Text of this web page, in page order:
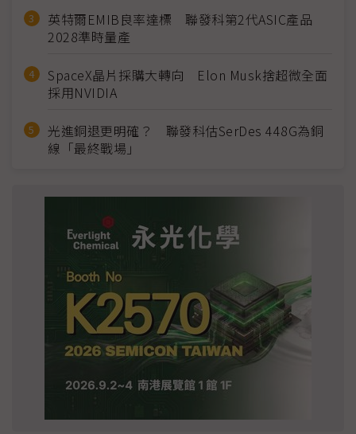
英特爾EMIB良率達標 聯發科第2代ASIC產品
2028準時量產
SpaceX晶片採購大轉向 Elon Musk捨超微全面
採用NVIDIA
光進銅退更明確？ 聯發科估SerDes 448G為銅
線「最終戰場」